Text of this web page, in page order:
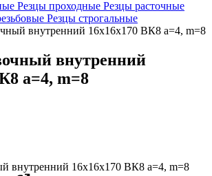
Резцы проходные Резцы расточные
Резцы строгальные
внутренний 16х16х170 ВК8 а=4, m=8
внутренний
а=4, m=8